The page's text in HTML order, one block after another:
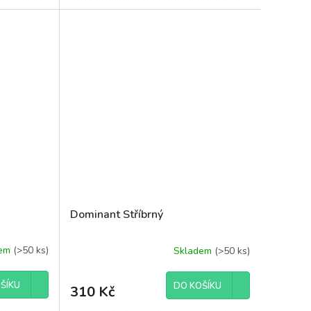
(>50 ks)
Dominant Stříbrný
je
Skladem (>50 ks)
310 Kč DO KOŠÍKU